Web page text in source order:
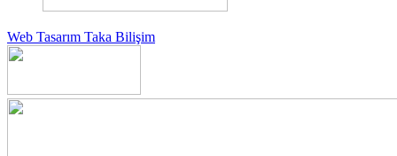
Web Tasarım Taka Bilişim